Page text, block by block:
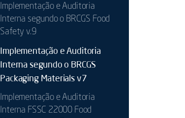
Implementação e Auditoria
Interna segundo o BRCGS Food
Safety v.9
Implementação e Auditoria
Interna segundo o BRCGS
Packaging Materials v7
Implementação e Auditoria
Interna FSSC 22000 Food